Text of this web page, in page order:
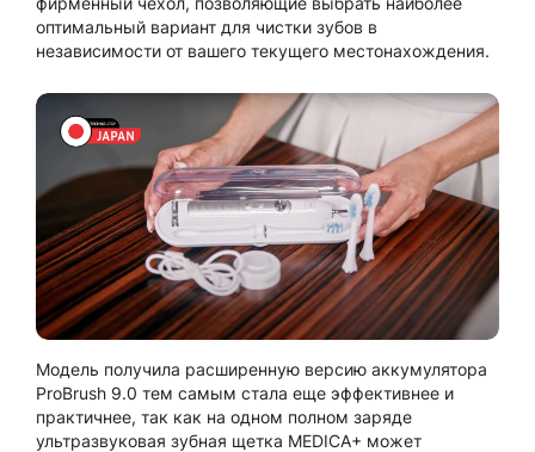
оптимальный вариант для чистки зубов в
независимости от вашего текущего местонахождения.
Модель получила расширенную версию аккумулятора
ProBrush 9.0 тем самым стала еще эффективнее и
практичнее, так как на одном полном заряде
ультразвуковая зубная щетка MEDICA+ может